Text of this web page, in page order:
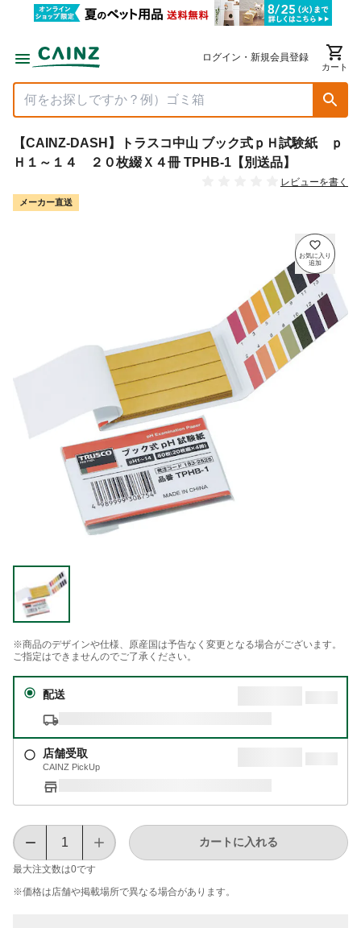
ログイン・新規会員登録
カート
【CAINZ-DASH】トラスコ中山 ブック式ｐＨ試験紙 ｐ
Ｈ１～１４ ２０枚綴Ｘ４冊 TPHB-1【別送品】
レビューを書く
メーカー直送
※商品のデザインや仕様、原産国は予告なく変更となる場合がございます。
ご指定はできませんのでご了承ください。
配送
店舗受取
CAINZ PickUp
最大注文数は0です
カートに入れる
※価格は​店舗や​掲載場所で​異なる​場合が​あります。